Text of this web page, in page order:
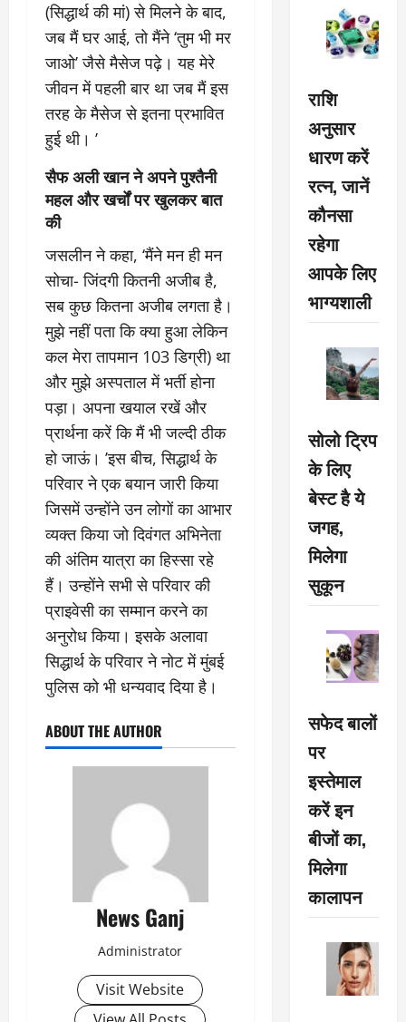
(सिद्धार्थ की मां) से मिलने के बाद,
जब मैं घर आई, तो मैंने ‘तुम भी मर
जाओ’ जैसे मैसेज पढ़े। यह मेरे
जीवन में पहली बार था जब मैं इस
तरह के मैसेज से इतना प्रभावित
हुई थी। ’
सैफ अली खान ने अपने पुश्तैनी
महल और खर्चों पर खुलकर बात
की
जसलीन ने कहा, ‘मैंने मन ही मन
सोचा- जिंदगी कितनी अजीब है,
सब कुछ कितना अजीब लगता है।
मुझे नहीं पता कि क्या हुआ लेकिन
कल मेरा तापमान 103 डिग्री) था
और मुझे अस्पताल में भर्ती होना
पड़ा। अपना खयाल रखें और
प्रार्थना करें कि मैं भी जल्दी ठीक
हो जाऊं। ’इस बीच, सिद्धार्थ के
परिवार ने एक बयान जारी किया
जिसमें उन्होंने उन लोगों का आभार
व्यक्त किया जो दिवंगत अभिनेता
की अंतिम यात्रा का हिस्सा रहे
हैं। उन्होंने सभी से परिवार की
प्राइवेसी का सम्मान करने का
अनुरोध किया। इसके अलावा
सिद्धार्थ के परिवार ने नोट में मुंबई
पुलिस को भी धन्यवाद दिया है।
ABOUT THE AUTHOR
News Ganj
Administrator
Visit Website
राशि
अनुसार
धारण करें
रत्न, जानें
कौनसा
रहेगा
आपके लिए
भाग्यशाली
सोलो ट्रिप
के लिए
बेस्ट है ये
जगह,
मिलेगा
सुकून
सफेद बालों
पर
इस्तेमाल
करें इन
बीजों का,
मिलेगा
कालापन